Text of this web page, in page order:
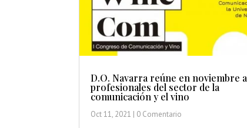
D.O. Navarra reúne en noviembre a
profesionales del sector de la
comunicación y el vino
Oct 11, 2021 | 0 Comentario